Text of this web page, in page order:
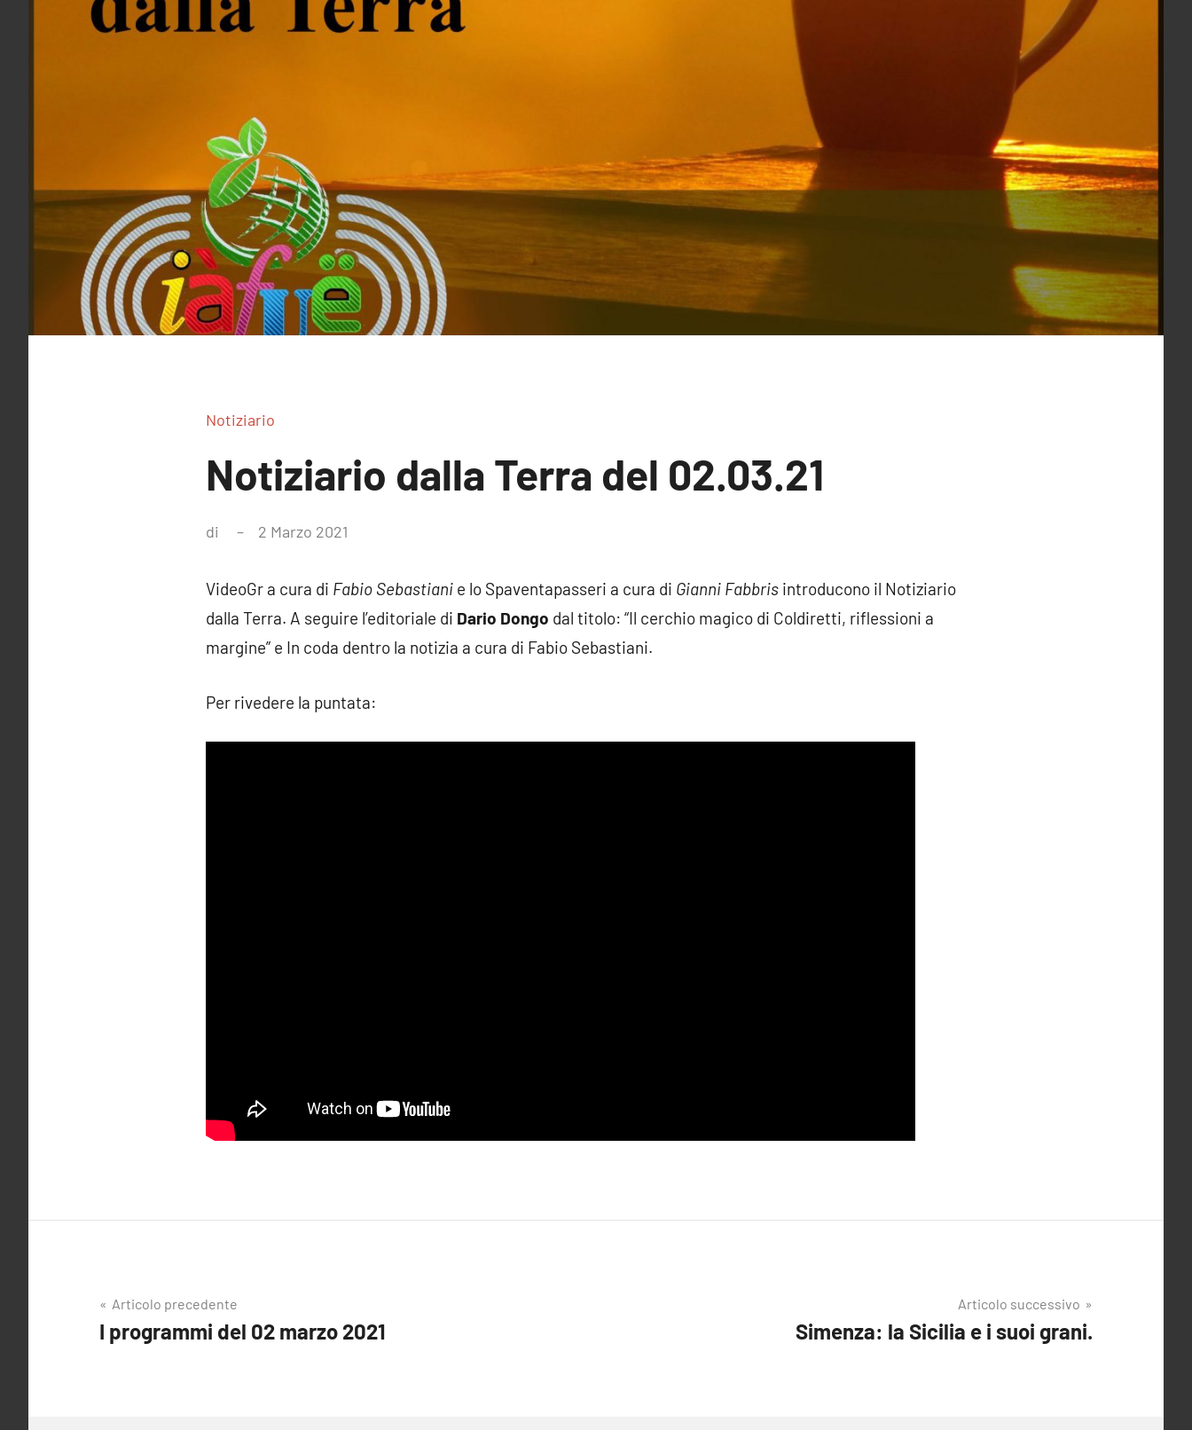
Notiziario
Notiziario dalla Terra del 02.03.21
di 2 Marzo 2021
VideoGr a cura di Fabio Sebastiani e lo Spaventapasseri a cura di Gianni Fabbris introducono il Notiziario
dalla Terra. A seguire l’editoriale di Dario Dongo dal titolo: “Il cerchio magico di Coldiretti, riflessioni a
margine” e In coda dentro la notizia a cura di Fabio Sebastiani.
Per rivedere la puntata:
Navigazione
articoli
Articolo precedente
I programmi del 02 marzo 2021
Articolo successivo
Simenza: la Sicilia e i suoi grani.